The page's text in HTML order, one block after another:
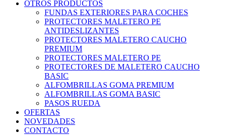
OTROS PRODUCTOS
FUNDAS EXTERIORES PARA COCHES
PROTECTORES MALETERO PE
ANTIDESLIZANTES
PROTECTORES MALETERO CAUCHO
PREMIUM
PROTECTORES MALETERO PE
PROTECTORES DE MALETERO CAUCHO
BASIC
ALFOMBRILLAS GOMA PREMIUM
ALFOMBRILLAS GOMA BASIC
PASOS RUEDA
OFERTAS
NOVEDADES
CONTACTO